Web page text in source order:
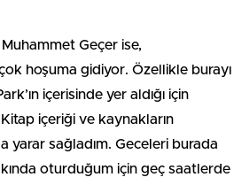
Geçer ise,
hoşuma gidiyor. Özellikle burayı
içerisinde yer aldığı için
içeriği ve kaynakların
yarar sağladım. Geceleri burada
oturduğum için geç saatlerde